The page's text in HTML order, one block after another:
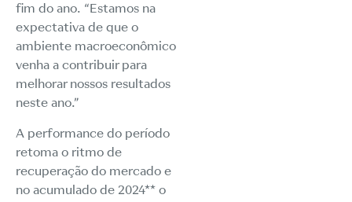
fim do ano. “Estamos na
expectativa de que o
ambiente macroeconômico
venha a contribuir para
melhorar nossos resultados
neste ano.”
A performance do período
retoma o ritmo de
recuperação do mercado e
no acumulado de 2024** o